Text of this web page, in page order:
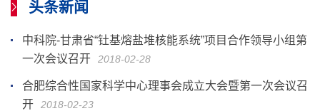
头条新闻
中科院-甘肃省“钍基熔盐堆核能系统”项目合作领导小组第
一次会议召开
2018-02-28
合肥综合性国家科学中心理事会成立大会暨第一次会议召
开
2018-02-23